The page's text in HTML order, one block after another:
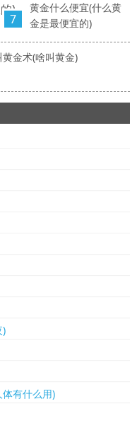
7
黄金什么便宜(什么黄
金是最便宜的)
金术(啥叫黄金)
)
有什么用)